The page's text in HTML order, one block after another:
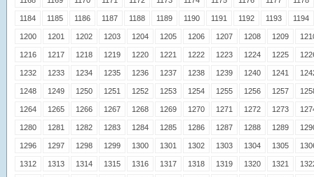
1184 1185 1186 1187 1188 1189 1190 1191 1192 1193 1194
1200 1201 1202 1203 1204 1205 1206 1207 1208 1209
1216 1217 1218 1219 1220 1221 1222 1223 1224 1225
1232 1233 1234 1235 1236 1237 1238 1239 1240 1241
1248 1249 1250 1251 1252 1253 1254 1255 1256 1257
1264 1265 1266 1267 1268 1269 1270 1271 1272 1273
1280 1281 1282 1283 1284 1285 1286 1287 1288 1289
1296 1297 1298 1299 1300 1301 1302 1303 1304 1305
1312 1313 1314 1315 1316 1317 1318 1319 1320 1321